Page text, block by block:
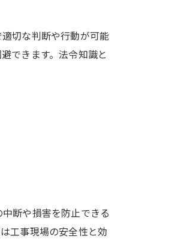
切な判断や行動が可能
できます。法令知識と
断や損害を防止できる
工事現場の安全性と効